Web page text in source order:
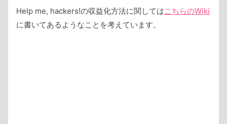
Help me, hackers!の収益化方法に関してはこちらのWiki
に書いてあるようなことを考えています。